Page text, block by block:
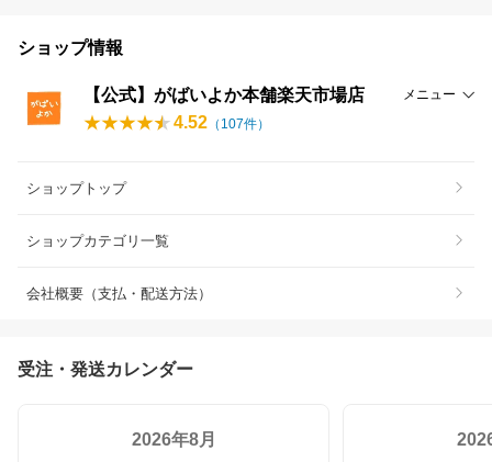
ショップ情報
【公式】がばいよか本舗楽天市場店 メニュー
4.52 （ 107件）
ショップトップ
ショップカテゴリ一覧
会社概要（支払・配送方法）
受注・発送カレンダー
2026年8月